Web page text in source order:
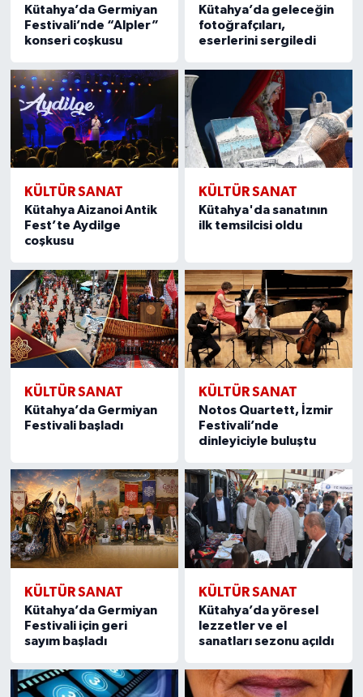
Kütahya’da Germiyan
Festivali’nde “Alpler”
konseri coşkusu
Kütahya’da geleceğin
fotoğrafçıları,
eserlerini sergiledi
KÜLTÜR SANAT
Kütahya Aizanoi Antik
Fest’te Aydilge
coşkusu
KÜLTÜR SANAT
Kütahya'da sanatının
ilk temsilcisi oldu
KÜLTÜR SANAT
Kütahya’da Germiyan
Festivali başladı
KÜLTÜR SANAT
Notos Quartett, İzmir
Festivali’nde
dinleyiciyle buluştu
KÜLTÜR SANAT
Kütahya’da Germiyan
Festivali için geri
sayım başladı
KÜLTÜR SANAT
Kütahya’da yöresel
lezzetler ve el
sanatları sezonu açıldı